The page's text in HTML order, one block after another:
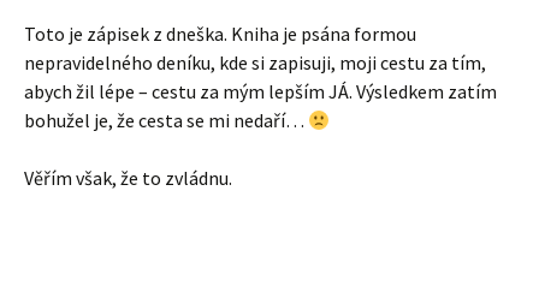
Toto je zápisek z dneška. Kniha je psána formou
nepravidelného deníku, kde si zapisuji, moji cestu za tím,
abych žil lépe – cestu za mým lepším JÁ. Výsledkem zatím
bohužel je, že cesta se mi nedaří…
Věřím však, že to zvládnu.